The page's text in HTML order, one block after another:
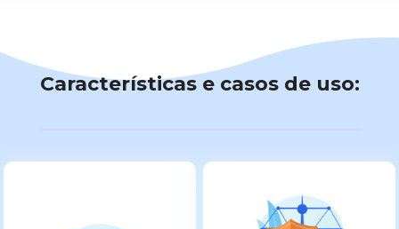
Características e casos de uso: